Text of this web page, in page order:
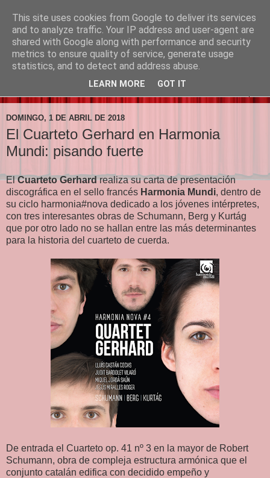
Prima la Música
"Primero la música, luego las palabras"
DOMINGO, 1 DE ABRIL DE 2018
El Cuarteto Gerhard en Harmonia
Mundi: pisando fuerte
ElCuarteto Gerhardrealiza su carta de presentación
discográfica en el sello francés Harmonia Mundi, dentro de
su ciclo harmonia#nova dedicado a los jóvenes intérpretes,
con tres interesantes obras de Schumann, Berg y Kurtág
que por otro lado no se hallan entre las más determinantes
para la historia del cuarteto de cuerda.
De entrada el Cuarteto op. 41 nº 3 en la mayor de Robert
Schumann, obra de compleja estructura armónica que el
conjunto catalán edifica con decidido empeño y
This site uses cookies from Google to deliver its services
and to analyze traffic. Your IP address and user-agent are
shared with Google along with performance and security
metrics to ensure quality of service, generate usage
statistics, and to detect and address abuse.
LEARN MORE GOT IT